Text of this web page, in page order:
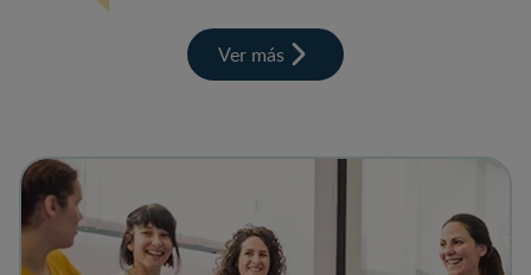
Ver más
View details